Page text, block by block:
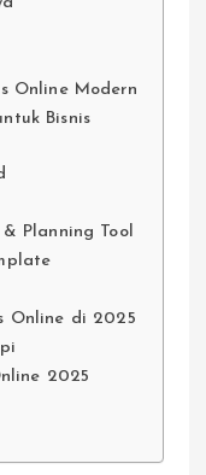
Online Modern
Bisnis
Planning Tool
Online di 2025
2025